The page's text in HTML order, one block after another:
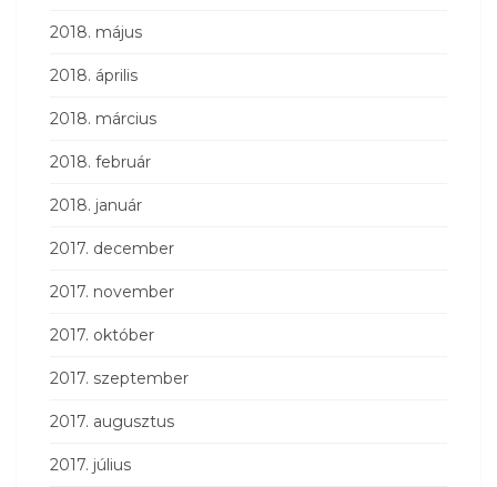
2018. május
2018. április
2018. március
2018. február
2018. január
2017. december
2017. november
2017. október
2017. szeptember
2017. augusztus
2017. július